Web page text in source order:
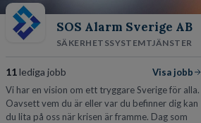
SOS Alarm Sverige AB
SÄKERHETSSYSTEMTJÄNSTER
11lediga jobb
Visa jobb
Vi har en vision om ett tryggare Sverige för alla.
Oavsett vem du är eller var du befinner dig kan
du lita på oss när krisen är framme. Dag som